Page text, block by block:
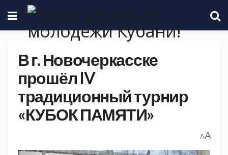
В г. Новочеркасске
прошёл IV
традиционный турнир
«КУБОК ПАМЯТИ»
AA